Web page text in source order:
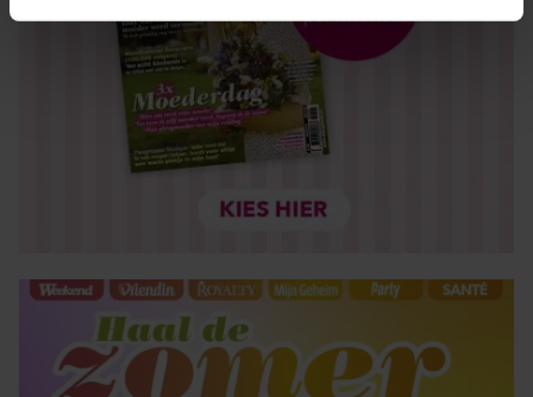
intrekken in de Cookieverklaring.
We gebruiken cookies om content en advertenties te
personaliseren, om functies voor social media te bieden
en om ons websiteverkeer te analyseren. Ook delen we
informatie over uw gebruik van onze site met onze
partners kunnen deze gegevens combineren met andere
verzameld op basis van uw gebruik van hun services. U
gaat akkoord met onze cookies als u onze website blijft
gebruiken.